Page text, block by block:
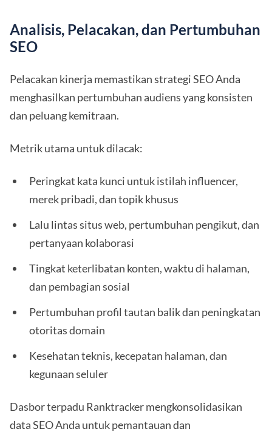
Analisis, Pelacakan, dan Pertumbuhan
SEO
Pelacakan kinerja memastikan strategi SEO Anda
menghasilkan pertumbuhan audiens yang konsisten
dan peluang kemitraan.
Metrik utama untuk dilacak:
Peringkat kata kunci untuk istilah influencer,
merek pribadi, dan topik khusus
Lalu lintas situs web, pertumbuhan pengikut, dan
pertanyaan kolaborasi
Tingkat keterlibatan konten, waktu di halaman,
dan pembagian sosial
Pertumbuhan profil tautan balik dan peningkatan
otoritas domain
Kesehatan teknis, kecepatan halaman, dan
kegunaan seluler
Dasbor terpadu Ranktracker mengkonsolidasikan
data SEO Anda untuk pemantauan dan